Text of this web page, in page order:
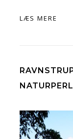
LÆS MERE